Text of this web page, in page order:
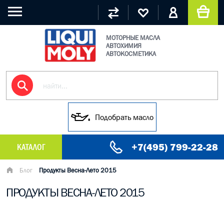
МОТОРНЫЕ МАСЛА
АВТОХИМИЯ
АВТОКОСМЕТИКА
Подобрать масло
КАТАЛОГ +7(495) 799-22-28
МАСЛО МОТОРНОЕ
ГРУЗОВЫЕ МАСЛА
Блог Продукты Весна-Лето 2015
ПРОДУКТЫ ВЕСНА-ЛЕТО 2015